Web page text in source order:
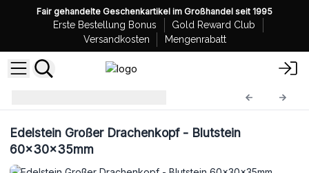
Fair gehandelte Geschenkartikel im Großhandel seit 1995
Erste Bestellung Bonus
Gold Reward Club
Versandkosten
Mengenrabatt
Edelstein Großer Drachenkopf - Blutstein
60x30x35mm